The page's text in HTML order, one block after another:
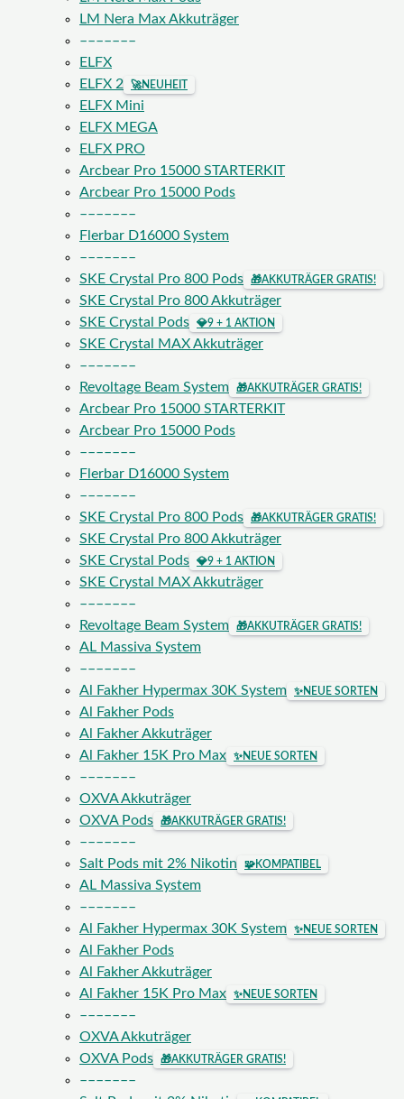
LM Nera Max Akkuträger
–––––––
ELFX
ELFX 2
🚀NEUHEIT
ELFX Mini
ELFX MEGA
ELFX PRO
Arcbear Pro 15000 STARTERKIT
Arcbear Pro 15000 Pods
–––––––
Flerbar D16000 System
–––––––
SKE Crystal Pro 800 Pods
🎁AKKUTRÄGER GRATIS!
SKE Crystal Pro 800 Akkuträger
SKE Crystal Pods
💎9 + 1 AKTION
SKE Crystal MAX Akkuträger
–––––––
Revoltage Beam System
🎁AKKUTRÄGER GRATIS!
Arcbear Pro 15000 STARTERKIT
Arcbear Pro 15000 Pods
–––––––
Flerbar D16000 System
–––––––
SKE Crystal Pro 800 Pods
🎁AKKUTRÄGER GRATIS!
SKE Crystal Pro 800 Akkuträger
SKE Crystal Pods
💎9 + 1 AKTION
SKE Crystal MAX Akkuträger
–––––––
Revoltage Beam System
🎁AKKUTRÄGER GRATIS!
AL Massiva System
–––––––
Al Fakher Hypermax 30K System
✨NEUE SORTEN
Al Fakher Pods
Al Fakher Akkuträger
Al Fakher 15K Pro Max
✨NEUE SORTEN
–––––––
OXVA Akkuträger
OXVA Pods
🎁AKKUTRÄGER GRATIS!
–––––––
Salt Pods mit 2% Nikotin
🧩KOMPATIBEL
AL Massiva System
–––––––
Al Fakher Hypermax 30K System
✨NEUE SORTEN
Al Fakher Pods
Al Fakher Akkuträger
Al Fakher 15K Pro Max
✨NEUE SORTEN
–––––––
OXVA Akkuträger
OXVA Pods
🎁AKKUTRÄGER GRATIS!
–––––––